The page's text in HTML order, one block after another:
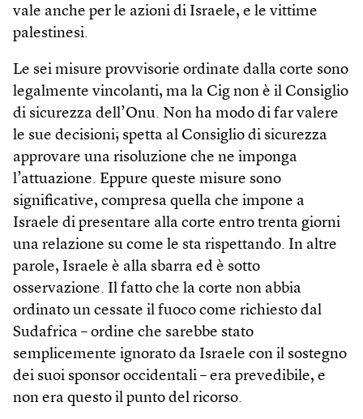
vale anche per le azioni di Israele, e le vittime
palestinesi.
Le sei misure provvisorie ordinate dalla corte sono
legalmente vincolanti, ma la Cig non è il Consiglio
di sicurezza dell’Onu. Non ha modo di far valere
le sue decisioni; spetta al Consiglio di sicurezza
approvare una risoluzione che ne imponga
l’attuazione. Eppure queste misure sono
significative, compresa quella che impone a
Israele di presentare alla corte entro trenta giorni
una relazione su come le sta rispettando. In altre
parole, Israele è alla sbarra ed è sotto
osservazione. Il fatto che la corte non abbia
ordinato un cessate il fuoco come richiesto dal
Sudafrica – ordine che sarebbe stato
semplicemente ignorato da Israele con il sostegno
dei suoi sponsor occidentali – era prevedibile, e
non era questo il punto del ricorso.